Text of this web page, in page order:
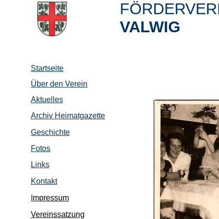
Startseite
Über den Verein
Aktuelles
Archiv Heimatgazette
Geschichte
Fotos
Links
Kontakt
mpressum
Vereinssatzung
VALWIG